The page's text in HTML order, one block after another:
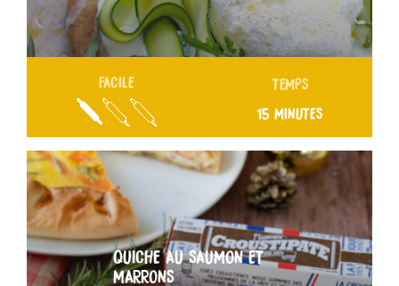
FACILE TEMPS
15 MINUTES
QUICHE AU SAUMON ET
MARRONS